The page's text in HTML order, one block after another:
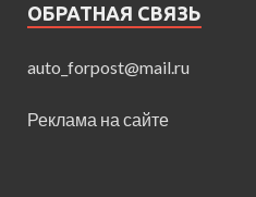
ОБРАТНАЯ СВЯЗЬ
auto_forpost@mail.ru
Реклама на сайте